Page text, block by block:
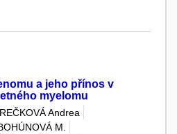
a jeho přínos v
myelomu
Andrea
M.